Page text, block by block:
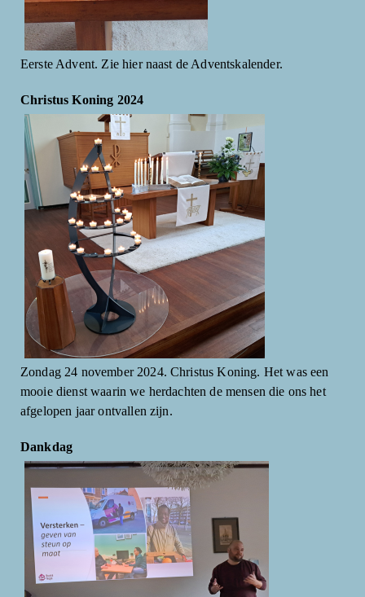
Eerste Advent. Zie hier naast de Adventskalender.
Christus Koning 2024
Zondag 24 november 2024. Christus Koning. Het was een
mooie dienst waarin we herdachten de mensen die ons het
afgelopen jaar ontvallen zijn.
Dankdag